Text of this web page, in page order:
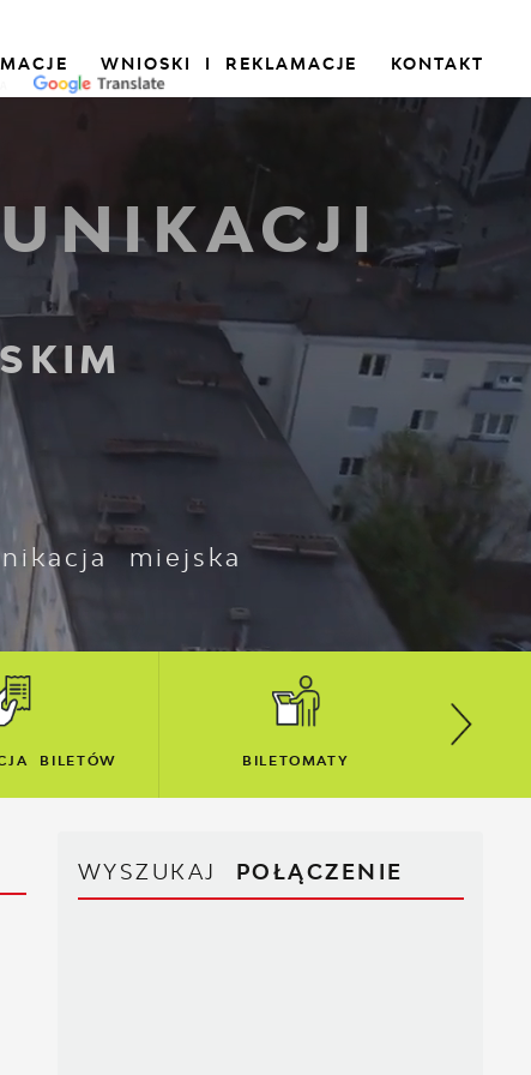
WNIOSKI I REKLAMACJE KONTAKT
miejska
MAPA SIECI
WYSZUKAJ POŁĄCZENIE